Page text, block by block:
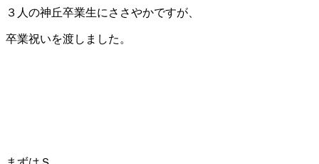
３人の神丘卒業生にささやかですが、
卒業祝いを渡しました。